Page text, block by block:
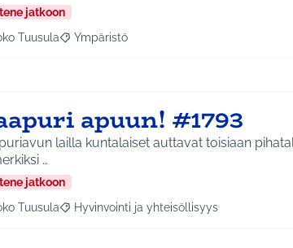
jatkoon
tulokset aihepiirin mukaan: Koko Tuusula
Tuusula Rajaa tulokset teeman mukaan: Ympäristö
Ympäristö
apuun! #1793
lailla kuntalaiset auttavat toisiaan
…
jatkoon
tulokset aihepiirin mukaan: Koko Tuusula
Tuusula Rajaa tulokset teeman mukaan: Hyvinvointi
Hyvinvointi ja yhteisöllisyys